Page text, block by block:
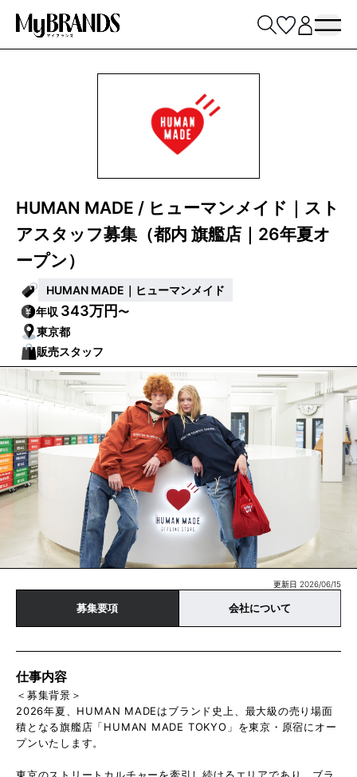
HUMAN MADE / ヒューマンメイド｜スト
アスタッフ募集（都内 旗艦店｜26年夏オ
ープン）
HUMAN MADE｜ヒューマンメイド
年収 343万円〜
東京都
販売スタッフ
更新日 2026/06/15
募集要項 会社について
仕事内容
＜募集背景＞
2026年夏、HUMAN MADEはブランド史上、最大級の売り場面
積となる旗艦店「HUMAN MADE TOKYO」を東京・原宿にオー
プンいたします。